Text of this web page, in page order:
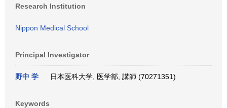
Research Institution
Nippon Medical School
Principal Investigator
野中 学 日本医科大学, 医学部, 講師 (70271351)
Keywords